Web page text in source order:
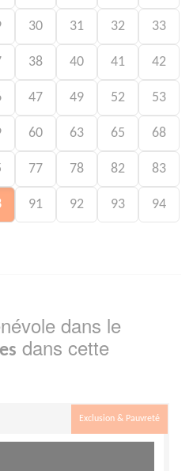
30 31 32 33
38 40 41 42
47 49 52 53
60 63 65 68
77 78 82 83
91 92 93 94
dans le
dans cette
Exclusion & Pauvreté